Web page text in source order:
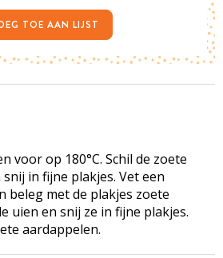
voor op 180°C. Schil de zoete
in fijne plakjes. Vet een
beleg met de plakjes zoete
uien en snij ze in fijne plakjes.
aardappelen.
TOE AAN LIJST